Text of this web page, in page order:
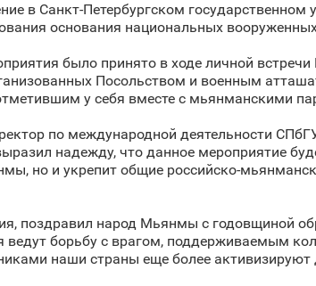
в Санкт‑Петербургском государственном
основания национальных
было принято в ходе личной
Посольством и военным
у себя вместе с мьянманскими
по международной деятельности
надежду, что данное мероприятие
но и укрепит общие российско-
поздравил народ Мьянмы с годовщиной
ведут борьбу с врагом, поддерживаемым
наши страны еще более